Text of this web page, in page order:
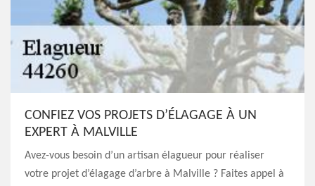
CONFIEZ VOS PROJETS D’ÉLAGAGE À UN
EXPERT À MALVILLE
Avez-vous besoin d’un artisan élagueur pour réaliser
votre projet d’élagage d’arbre à Malville ? Faites appel à